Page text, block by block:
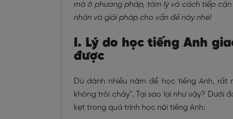
mà ở phương pháp, tâm lý và cách tiếp
nhân và giải pháp cho vấn đề này nhé!
I. Lý do học tiếng Anh
được
Dù dành nhiều năm để học tiếng Anh,
không trôi chảy". Tại sao lại như vậy? Dưới
kẹt trong quá trình học nói tiếng Anh: